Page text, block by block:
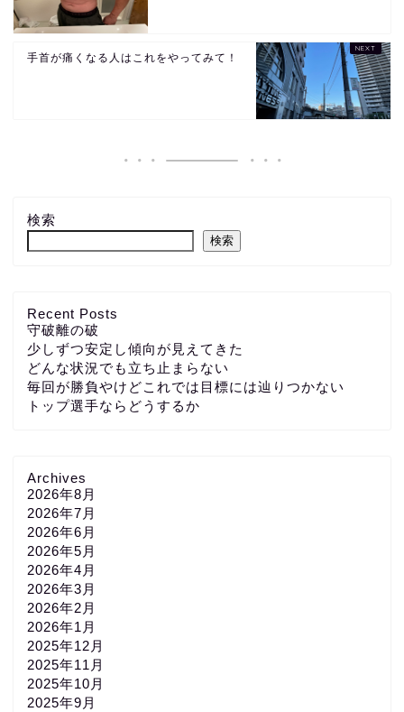
手首が痛くなる人はこれをやってみて！
検索
検索
Recent Posts
守破離の破
少しずつ安定し傾向が見えてきた
どんな状況でも立ち止まらない
毎回が勝負やけどこれでは目標には辿りつかない
トップ選手ならどうするか
Archives
2026年8月
2026年7月
2026年6月
2026年5月
2026年4月
2026年3月
2026年2月
2026年1月
2025年12月
2025年11月
2025年10月
2025年9月